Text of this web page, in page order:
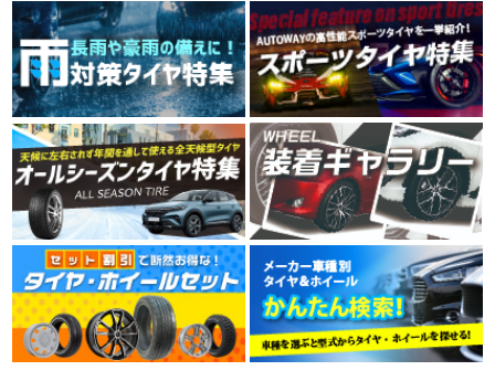
ヨーロッパで愛されて100年。ベルギー発の歴史的グロ
ーバルタイヤブランドMINERVA。ヨーロッパをはじめア
ジアなど世界50ヶ国以上で販売されています。
総合評価：1371件 4.49
ARMSTRONG
アームストロング
ARMSTRONG（アームストロング）は、アメリカ合衆国
フロリダ州のマイアミに拠点を置き、最先端の技術と製
造施設で、乗用車、商用車のタイヤを製造しています。
総合評価：166件 4.58
特設ページは
こちら!
FEDERAL
フェデラル
FEDERAL（フェデラル）は、1954年に台湾で設立さ
れ、1960年から1979年はブリヂストンと、1981年から
2000年までは住友ゴム工業（ダンロップ）とそれぞれ技
特設ページは
こちら!
MINERVA F205 215/45R17.Z 91Y XL
価格以上の性能を感じられるコスパ抜群のタイヤでした。グリップ・静粛性
ともに想像以上で、街乗りでは安心して走れます。 但し、燃費に関しては
若干心配はしていますが、この値段ではと割り切り、これから様子をみてい
きます。
(5.00点)pek*******さん
RADAR Dimax R8+ 275/40R19.Z 105Y XL
とても良く助かって居ます。ありがとう御座いました。
(5.00点)sig*******さん
MINERVA 209 165/60R15 81T XL
素早い対応ありがとうございました びっくりするくらい早く届きました